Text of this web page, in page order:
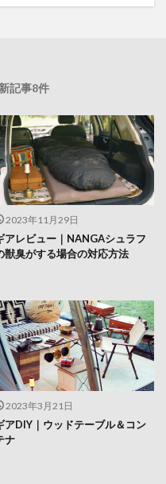
記事8件
2023年11月29日
アレビュー｜NANGAシュラフ
獣臭がする場合の対応方法
2023年3月21日
アDIY｜ウッドテーブル＆コン
ナ